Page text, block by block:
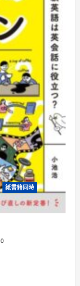
紙書籍同時
0